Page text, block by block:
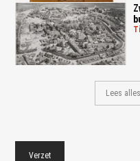
Lees
Verzet